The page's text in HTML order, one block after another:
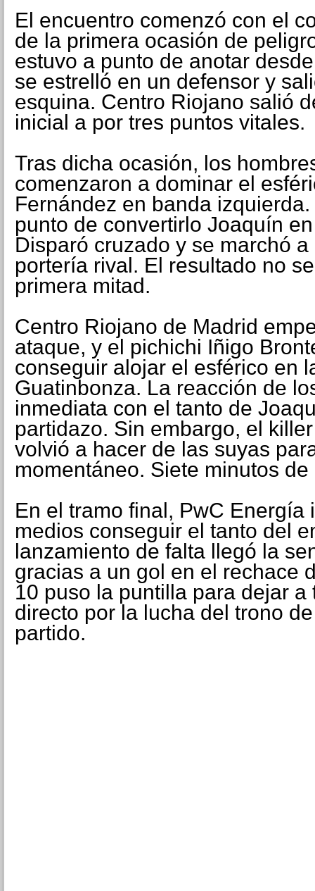
El encuentro comenzó con el
de la primera ocasión de
estuvo a punto de anotar
se estrelló en un defensor y
esquina. Centro Riojano salió
inicial a por tres puntos vitales.
Tras dicha ocasión, los
comenzaron a dominar el
Fernández en banda
punto de convertirlo Joaquín
Disparó cruzado y se marchó
portería rival. El resultado no
primera mitad.
Centro Riojano de Madrid
ataque, y el pichichi Iñigo
conseguir alojar el esférico en
Guatinbonza. La reacción de
inmediata con el tanto de
partidazo. Sin embargo, el
volvió a hacer de las suyas
momentáneo. Siete minutos
En el tramo final, PwC Energía
medios conseguir el tanto del
lanzamiento de falta llegó la
gracias a un gol en el rechace
10 puso la puntilla para dejar
directo por la lucha del trono
partido.